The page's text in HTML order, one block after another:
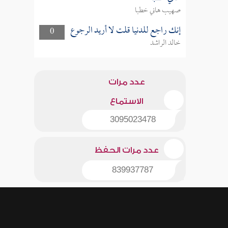
صهيب هاني خطبا
0
إنك راجع للدنيا قلت لا أريد الرجوع
خالد الراشد
عدد مرات
الاستماع
3095023478
عدد مرات الحفظ
839937787